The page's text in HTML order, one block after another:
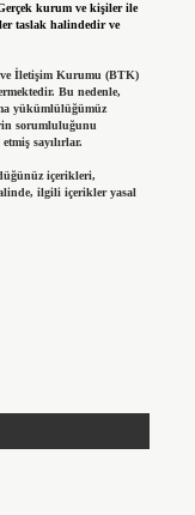
kurum ve kişiler ile
taslak halindedir ve
ve İletişim Kurumu (BTK)
Bu nedenle,
yükümlülüğümüz
sorumluluğunu
sayılırlar.
içerikleri,
ilgili içerikler yasal